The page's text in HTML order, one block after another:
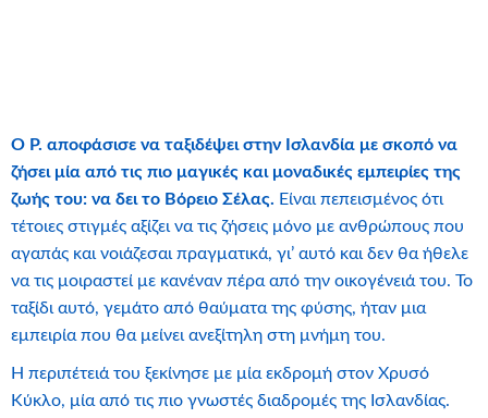
Ο Ρ. αποφάσισε να ταξιδέψει στην Ισλανδία με σκοπό να
ζήσει μία από τις πιο μαγικές και μοναδικές εμπειρίες της
ζωής του: να δει το Βόρειο Σέλας. Είναι πεπεισμένος ότι
τέτοιες στιγμές αξίζει να τις ζήσεις μόνο με ανθρώπους που
αγαπάς και νοιάζεσαι πραγματικά, γι’ αυτό και δεν θα ήθελε
να τις μοιραστεί με κανέναν πέρα από την οικογένειά του. Το
ταξίδι αυτό, γεμάτο από θαύματα της φύσης, ήταν μια
εμπειρία που θα μείνει ανεξίτηλη στη μνήμη του.
Η περιπέτειά του ξεκίνησε με μία εκδρομή στον Χρυσό
Κύκλο, μία από τις πιο γνωστές διαδρομές της Ισλανδίας.